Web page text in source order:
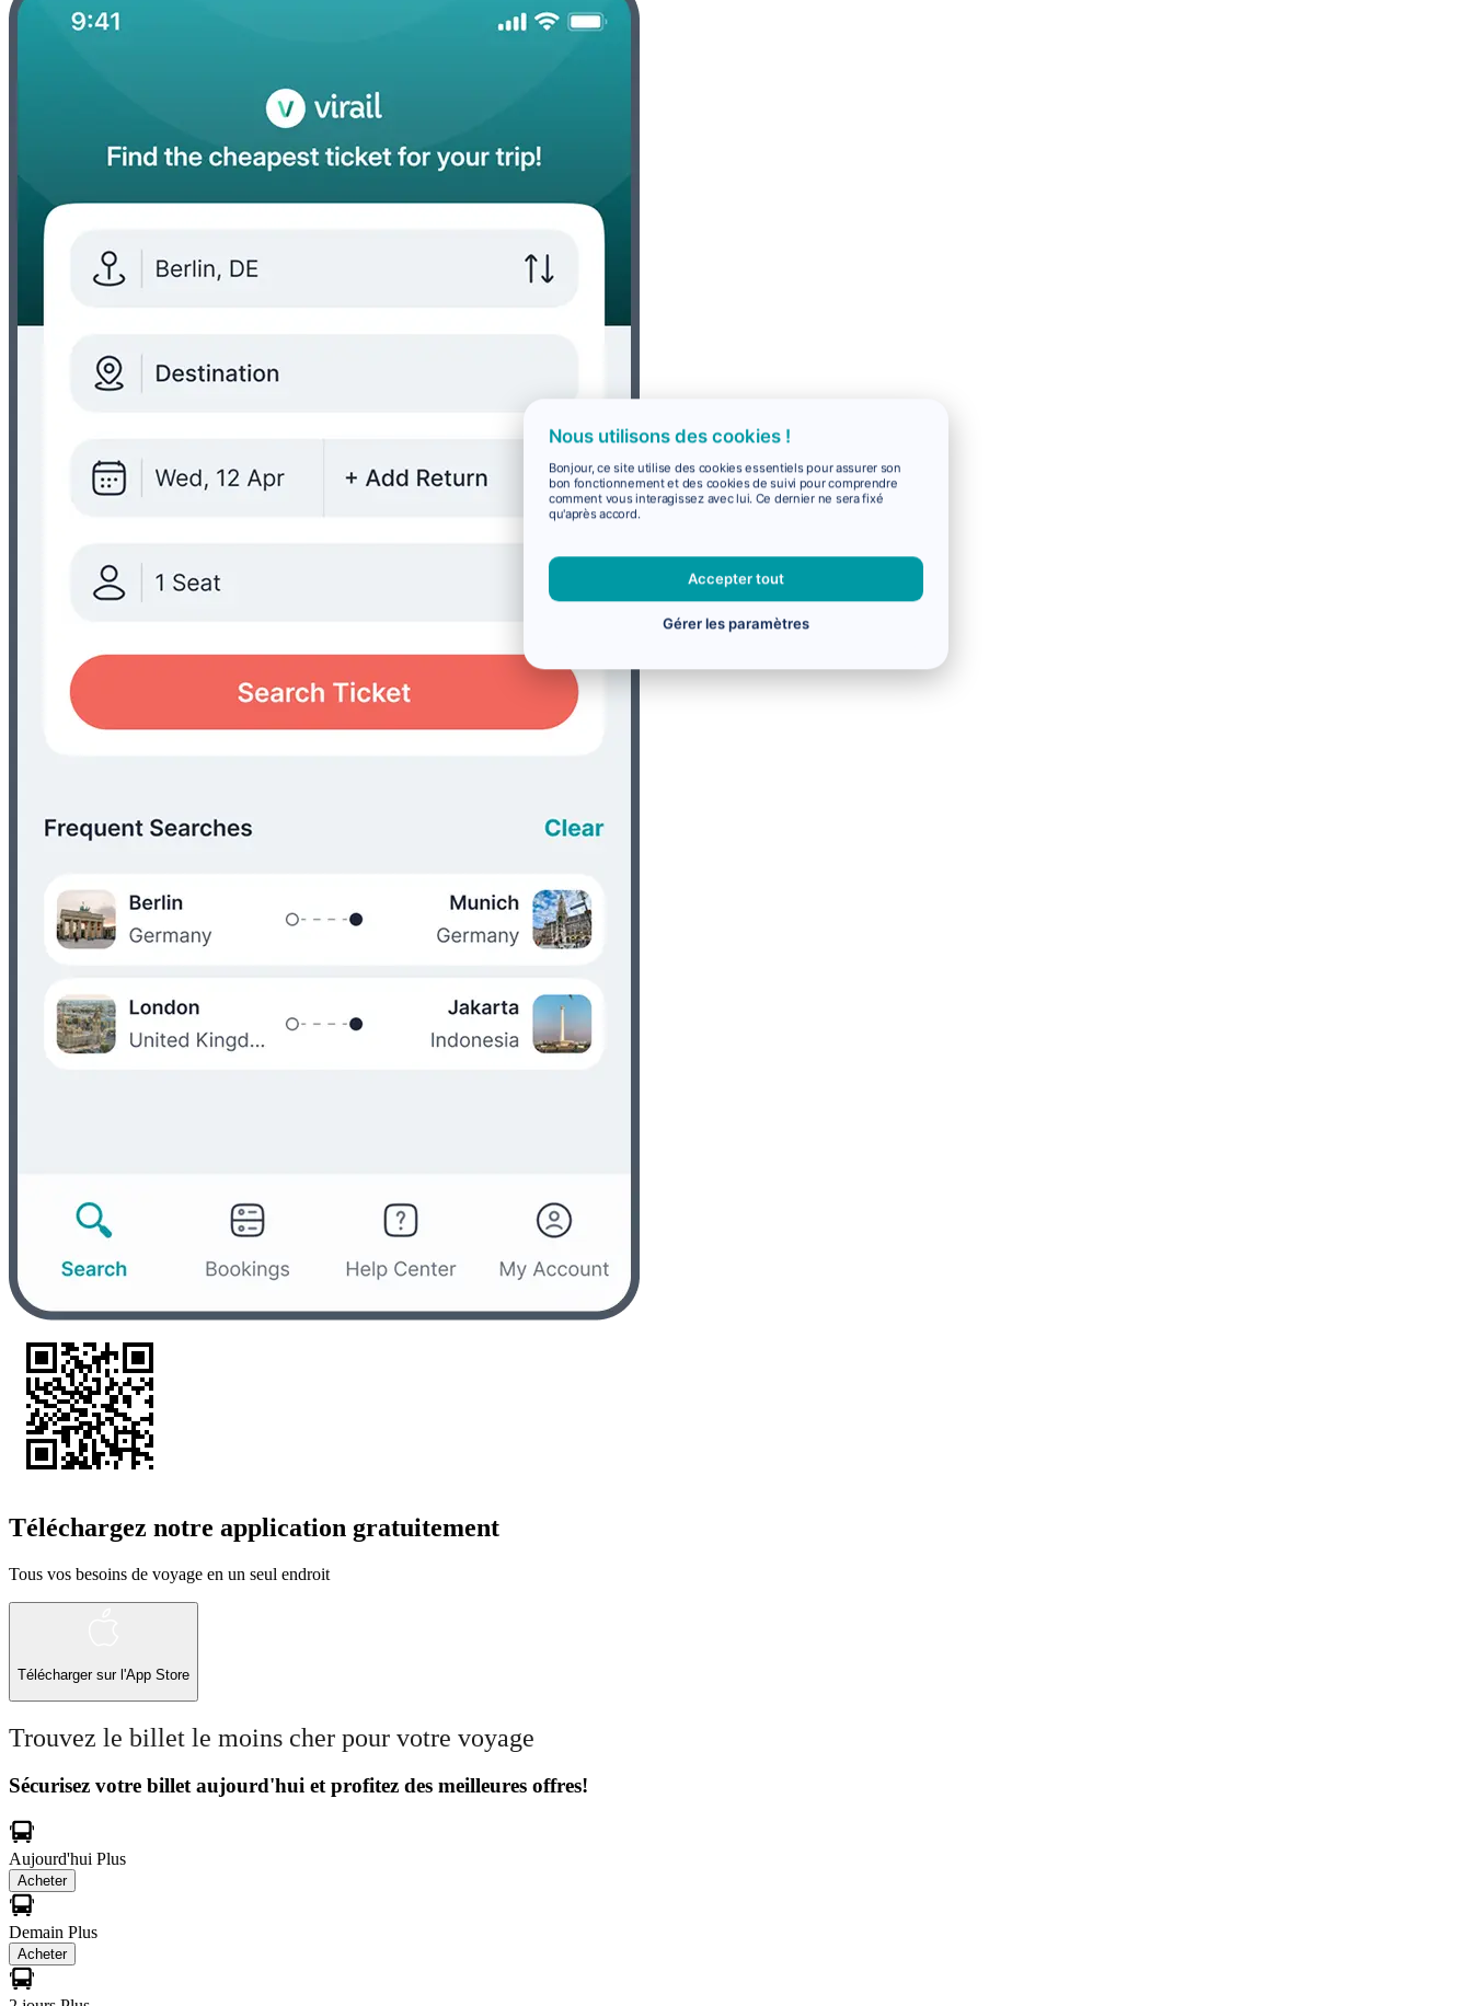
Téléchargez notre application gratuitement
Tous vos besoins de voyage en un seul endroit
Télécharger sur l'App Store
Trouvez le billet le moins cher pour votre voyage
Sécurisez votre billet aujourd'hui et profitez des meilleures offres!
Aujourd'hui Plus
Acheter
Demain Plus
Acheter
Nous utilisons des cookies !
Bonjour, ce site utilise des cookies essentiels pour assurer son
bon fonctionnement et des cookies de suivi pour comprendre
comment vous interagissez avec lui. Ce dernier ne sera fixé
qu'après accord.
Accepter tout
Gérer les paramètres